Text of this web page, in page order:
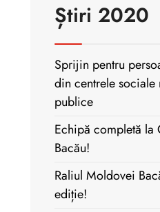
Știri 2020
Sprijin pentru
din centrele sociale
publice
Echipă completă la
Bacău!
Raliul Moldovei
ediție!